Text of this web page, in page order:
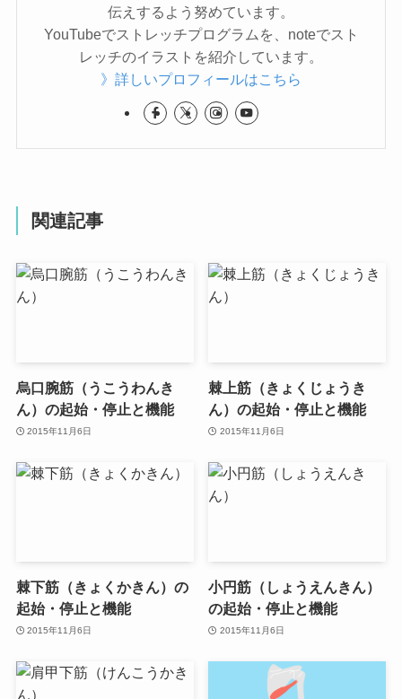
伝えするよう努めています。
YouTubeでストレッチプログラムを、noteでスト
レッチのイラストを紹介しています。
》詳しいプロフィールはこちら
関連記事
烏口腕筋（うこうわんき
ん）の起始・停止と機能
2015年11月6日
棘上筋（きょくじょうき
ん）の起始・停止と機能
2015年11月6日
棘下筋（きょくかきん）の
起始・停止と機能
2015年11月6日
小円筋（しょうえんきん）
の起始・停止と機能
2015年11月6日